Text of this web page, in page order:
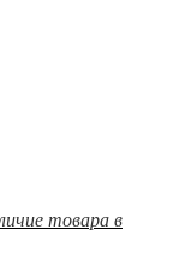
товара в